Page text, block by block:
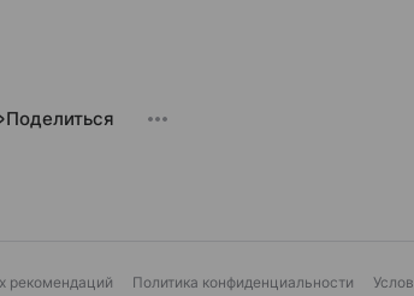
Поделиться
рекомендаций Политика конфиденциальности